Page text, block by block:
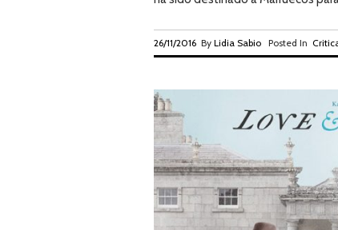
26/11/2016 By Lidia Sabio Posted In